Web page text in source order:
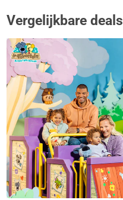
Vergelijkbare deals